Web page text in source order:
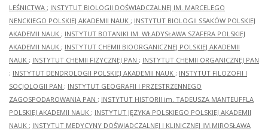
LEŚNICTWA ; INSTYTUT BIOLOGII DOŚWIADCZALNEJ IM. MARCELEGO
NENCKIEGO POLSKIEJ AKADEMII NAUK ; INSTYTUT BIOLOGII SSAKÓW POLSKIEJ
AKADEMII NAUK ; INSTYTUT BOTANIKI IM. WŁADYSŁAWA SZAFERA POLSKIEJ
AKADEMII NAUK ; INSTYTUT CHEMII BIOORGANICZNEJ POLSKIEJ AKADEMII
NAUK ; INSTYTUT CHEMII FIZYCZNEJ PAN ; INSTYTUT CHEMII ORGANICZNEJ PAN
; INSTYTUT DENDROLOGII POLSKIEJ AKADEMII NAUK ; INSTYTUT FILOZOFII I
SOCJOLOGII PAN ; INSTYTUT GEOGRAFII I PRZESTRZENNEGO
ZAGOSPODAROWANIA PAN ; INSTYTUT HISTORII im. TADEUSZA MANTEUFFLA
POLSKIEJ AKADEMII NAUK ; INSTYTUT JĘZYKA POLSKIEGO POLSKIEJ AKADEMII
NAUK ; INSTYTUT MEDYCYNY DOŚWIADCZALNEJ I KLINICZNEJ IM.MIROSŁAWA